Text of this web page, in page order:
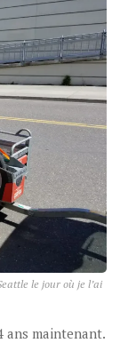
le jour où je l’ai
ans maintenant.